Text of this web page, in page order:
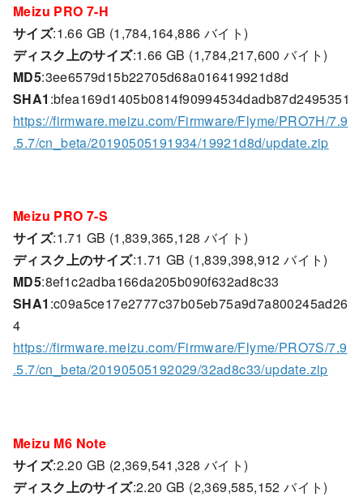
Meizu PRO 7-H
サイズ:1.66 GB (1,784,164,886 バイト)
ディスク上のサイズ:1.66 GB (1,784,217,600 バイト)
MD5:3ee6579d15b22705d68a016419921d8d
SHA1 :bfea169d1405b0814f90994534dadb87d2495351
https://firmware.meizu.com/Firmware/Flyme/PRO7H/7.9
.5.7/cn_beta/20190505191934/19921d8d/update.zip
Meizu PRO 7-S
サイズ:1.71 GB (1,839,365,128 バイト)
ディスク上のサイズ:1.71 GB (1,839,398,912 バイト)
MD5:8ef1c2adba166da205b090f632ad8c33
SHA1 :c09a5ce17e2777c37b05eb75a9d7a800245ad26
4
https://firmware.meizu.com/Firmware/Flyme/PRO7S/7.9
.5.7/cn_beta/20190505192029/32ad8c33/update.zip
Meizu M6 Note
サイズ:2.20 GB (2,369,541,328 バイト)
ディスク上のサイズ:2.20 GB (2,369,585,152 バイト)